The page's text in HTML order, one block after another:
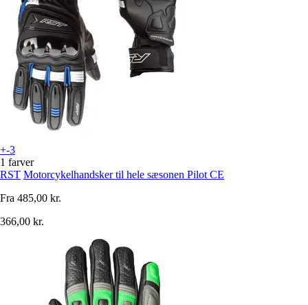
+-3
1 farver
RST Motorcykelhandsker til hele sæsonen Pilot CE
Fra 485,00 kr.
366,00 kr.